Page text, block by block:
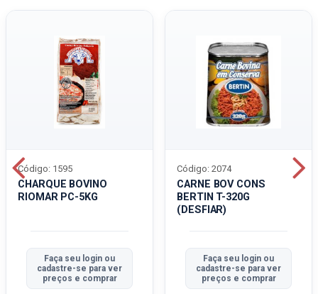
CHARQUE BOVINO
RIOMAR PC-5KG
Código: 1595
Faça seu login ou
cadastre-se para ver
preços e comprar
CARNE BOV CONS
BERTIN T-320G
(DESFIAR)
Código: 2074
Faça seu login ou
cadastre-se para ver
preços e comprar